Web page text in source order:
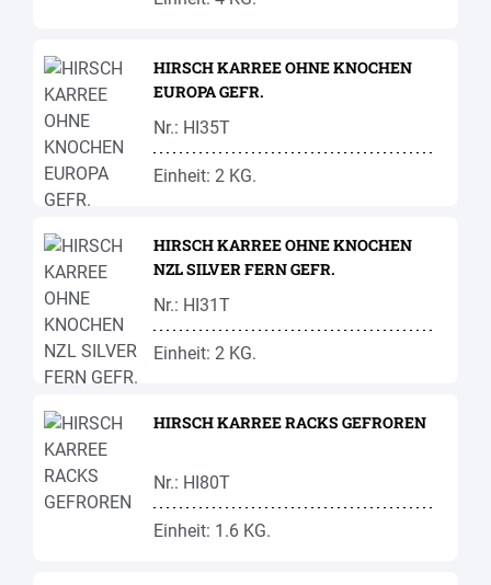
HIRSCH KARREE OHNE KNOCHEN
EUROPA GEFR.
Nr.: HI35T
Einheit: 2 KG.
HIRSCH KARREE OHNE KNOCHEN
NZL SILVER FERN GEFR.
Nr.: HI31T
Einheit: 2 KG.
HIRSCH KARREE RACKS GEFROREN
Nr.: HI80T
Einheit: 1.6 KG.